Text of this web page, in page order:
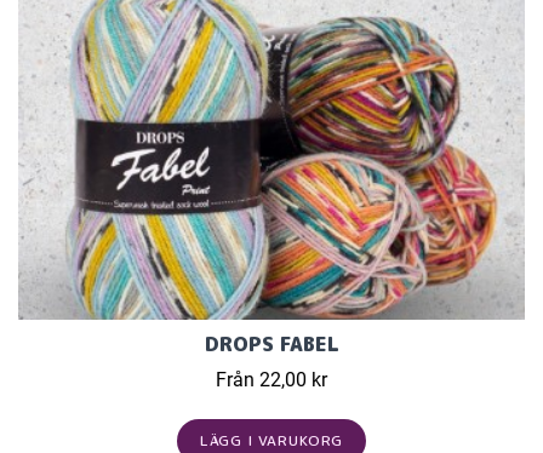
DROPS FABEL
Från 22,00 kr
LÄGG I VARUKORG